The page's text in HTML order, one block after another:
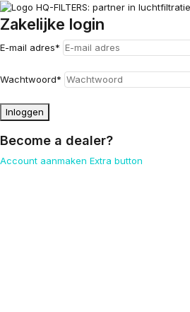
Zakelijke login
E-mail adres*
Wachtwoord*
Inloggen
Become a dealer?
Account aanmaken Extra button